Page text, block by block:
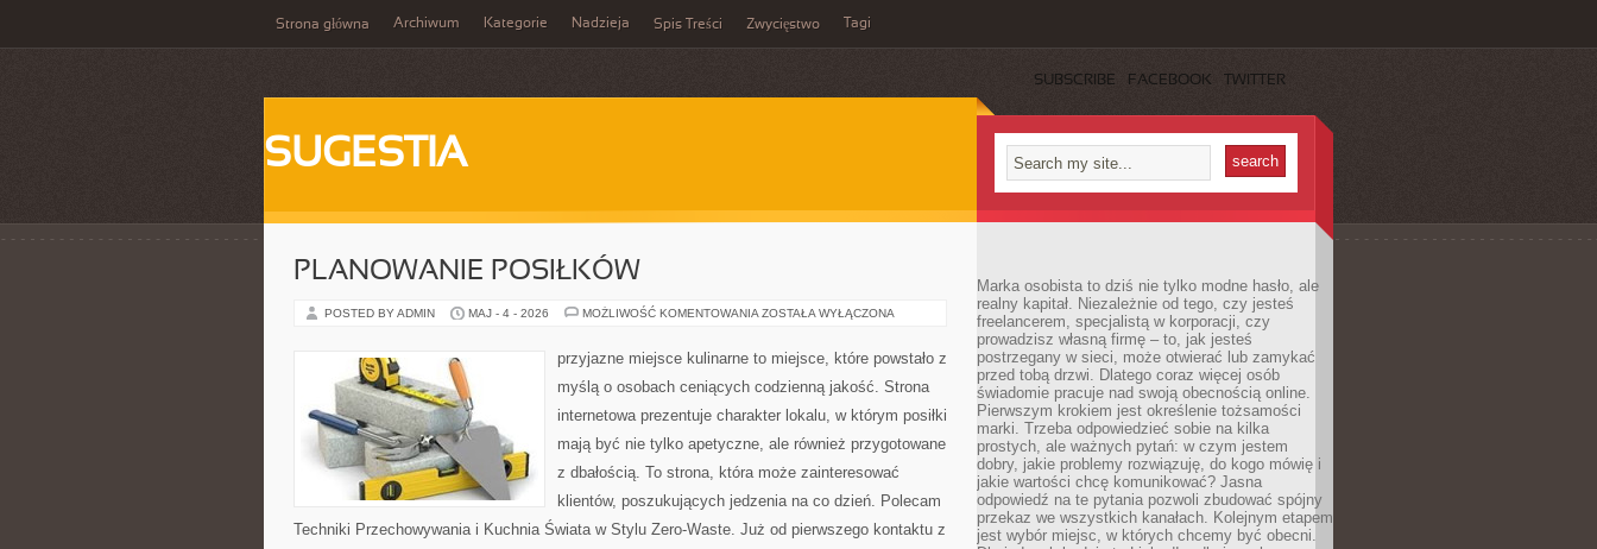
Strona główna Archiwum Kategorie Nadzieja Spis Treści Zwycięstwo Tagi
SUBSCRIBE FACEBOOK TWITTER
SUGESTIA
PLANOWANIE POSIŁKÓW
POSTED BY ADMIN MAJ - 4 - 2026 MOŻLIWOŚĆ KOMENTOWANIA PLANOWANIE
ZOSTAŁA WYŁĄCZONA
przyjazne miejsce kulinarne to miejsce, które powstało z
myślą o osobach ceniących codzienną jakość. Strona
internetowa prezentuje charakter lokalu, w którym posiłki
mają być nie tylko apetyczne, ale również przygotowane
z dbałością. To strona, która może zainteresować
klientów, poszukujących jedzenia na co dzień. Polecam
Techniki Przechowywania i Kuchnia Świata w Stylu Zero-Waste. Już od pierwszego kontaktu z
Marka osobista to dziś nie tylko modne hasło, ale
realny kapitał. Niezależnie od tego, czy jesteś
freelancerem, specjalistą w korporacji, czy
prowadzisz własną firmę – to, jak jesteś
postrzegany w sieci, może otwierać lub zamykać
przed tobą drzwi. Dlatego coraz więcej osób
świadomie pracuje nad swoją obecnością online.
Pierwszym krokiem jest określenie tożsamości
marki. Trzeba odpowiedzieć sobie na kilka
prostych, ale ważnych pytań: w czym jestem
dobry, jakie problemy rozwiązuję, do kogo mówię i
jakie wartości chcę komunikować? Jasna
odpowiedź na te pytania pozwoli zbudować spójny
przekaz we wszystkich kanałach. Kolejnym etapem
jest wybór miejsc, w których chcemy być obecni.